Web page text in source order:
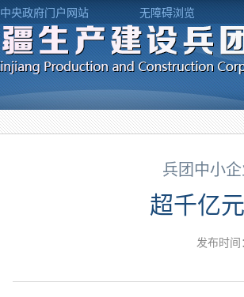
中央政府门户网站 无障碍浏览
兵团中小
超千亿
发布时